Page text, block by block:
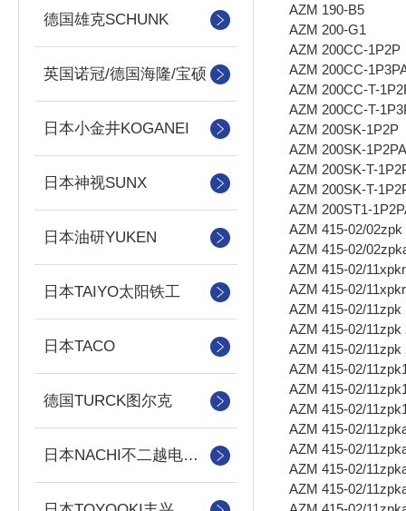
德国雄克SCHUNK
英国诺冠/德国海隆/宝硕
日本小金井KOGANEI
日本神视SUNX
日本油研YUKEN
日本TAIYO太阳铁工
日本TACO
德国TURCK图尔克
日本NACHI不二越电磁阀/泵
AZM 190-B5
AZM 200-G1
AZM 200CC-1P2P
AZM 200CC-
AZM 200CC-T-
AZM 200CC-T-
AZM 200SK-1P2P
AZM 200SK-1P2PA
AZM 200SK-T-
AZM 200SK-T-
AZM 200ST1-
AZM 415-02/
AZM 415-02/
AZM 415-02/
AZM 415-02/
AZM 415-02/11zpk
AZM 415-02/11zpk
AZM 415-02/11zpk
AZM 415-02/
AZM 415-02/
AZM 415-02/
AZM 415-02/
AZM 415-02/
AZM 415-02/
AZM 415-02/